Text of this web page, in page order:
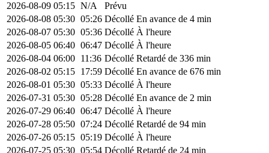
2026-08-09 05:15 N/A
Prévu
2026-08-08 05:30 05:26 Décollé En avance de 4 min
2026-08-07 05:30 05:36 Décollé À l'heure
2026-08-05 06:40 06:47 Décollé À l'heure
2026-08-04 06:00 11:36 Décollé Retardé de 336 min
2026-08-02 05:15 17:59 Décollé En avance de 676 min
2026-08-01 05:30 05:33 Décollé À l'heure
2026-07-31 05:30 05:28 Décollé En avance de 2 min
2026-07-29 06:40 06:47 Décollé À l'heure
2026-07-28 05:50 07:24 Décollé Retardé de 94 min
2026-07-26 05:15 05:19 Décollé À l'heure
2026-07-25 05:30 05:54 Décollé Retardé de 24 min